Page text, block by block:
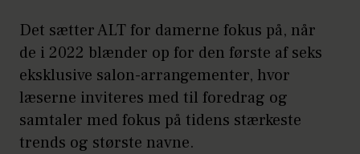
Det sætter ALT for damerne fokus på, når
de i 2022 blænder op for den første af seks
eksklusive salon-arrangementer, hvor
læserne inviteres med til foredrag og
samtaler med fokus på tidens stærkeste
trends og største navne.